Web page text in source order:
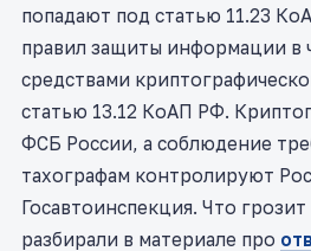
попадают под статью 11.23
правил защиты информации в
средствами
статью 13.12 КоАП РФ.
ФСБ России, а соблюдение
тахографам контролируют
Госавтоинспекция. Что
разбирали в материале про